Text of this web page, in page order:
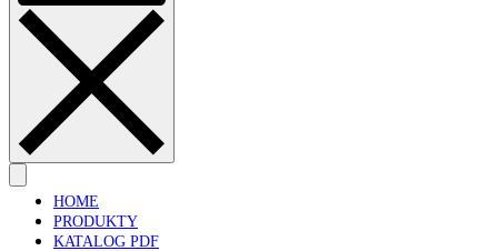
HOME
PRODUKTY
KATALOG PDF